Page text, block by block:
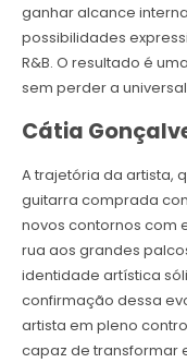
ganhar alcance
possibilidades
R&B. O resultado é
sem perder a
Cátia
A trajetória da artista,
guitarra comprada
novos contornos com
rua aos grandes
identidade artística
confirmação dessa
artista em pleno
capaz de transformar